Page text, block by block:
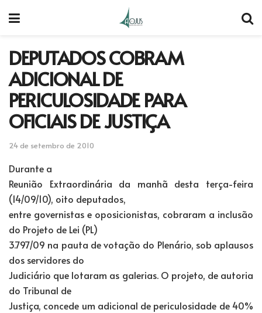
DEPUTADOS COBRAM
ADICIONAL DE
PERICULOSIDADE PARA
OFICIAIS DE JUSTIÇA
24 de setembro de 2010
Durante a
Reunião Extraordinária da manhã desta terça-feira
(14/09/10), oito deputados,
entre governistas e oposicionistas, cobraram a inclusão
do Projeto de Lei (PL)
3.797/09 na pauta de votação do Plenário, sob aplausos
dos servidores do
Judiciário que lotaram as galerias. O projeto, de autoria
do Tribunal de
Justiça, concede um adicional de periculosidade de 40%